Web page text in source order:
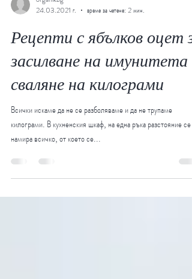
organikbg
24.03.2021 г.
време за четене: 2 мин.
Рецепти с ябълков оцет за
засилване на имунитета и
сваляне на килограми
Всички искаме да не се разболяваме и да не трупаме
килограми. В кухненския шкаф, на една ръка разстояние се